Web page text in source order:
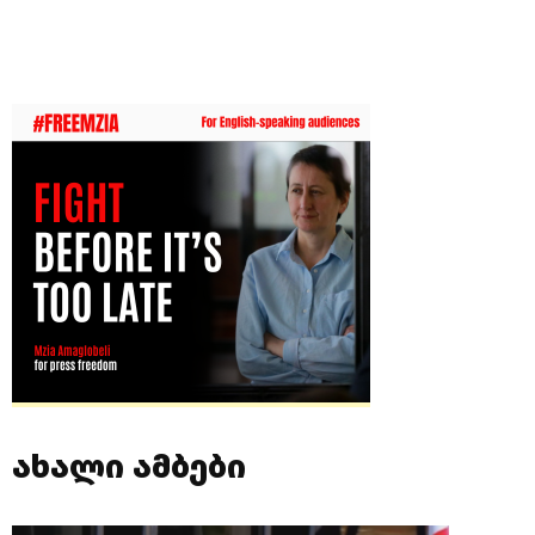
ახალი ამბები